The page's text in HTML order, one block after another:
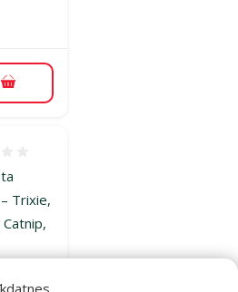
Pievienot grozam
Trixie,